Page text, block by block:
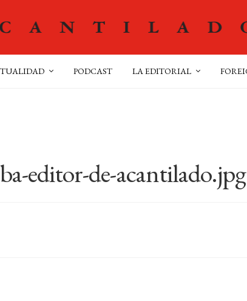
PODCAST LA EDITORIAL
editor-de-acantilado.jpg